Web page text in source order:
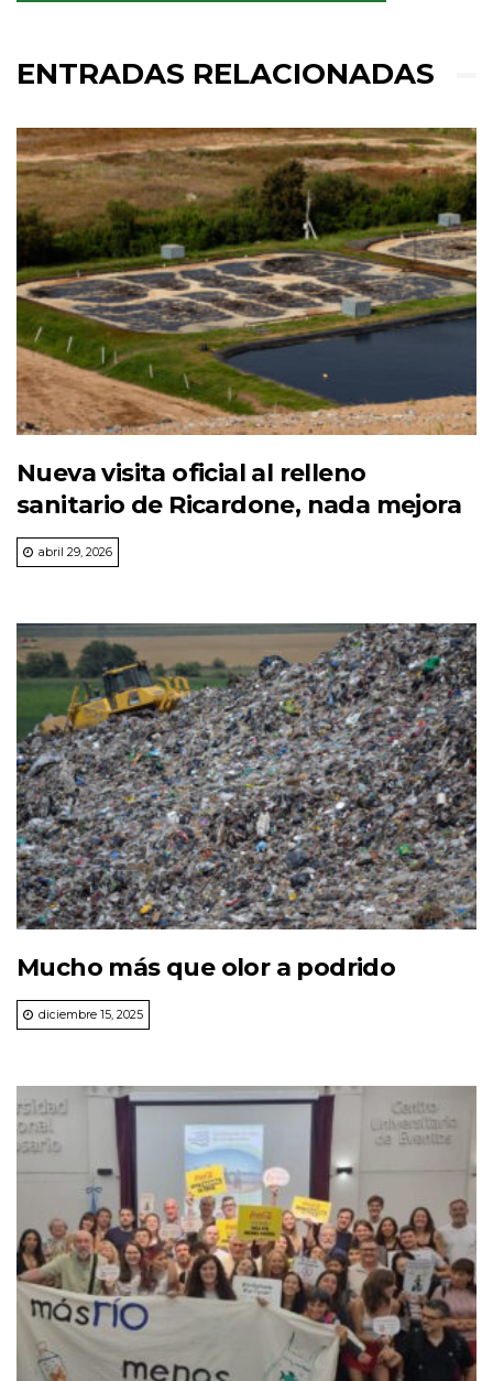
ENTRADAS RELACIONADAS
Nueva visita oficial al relleno
sanitario de Ricardone, nada mejora
abril 29, 2026
Mucho más que olor a podrido
diciembre 15, 2025